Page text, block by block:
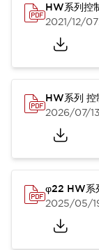
HW系列控
2021/12/07
HW系列
2026/07/13
φ22 HW系
2025/05/